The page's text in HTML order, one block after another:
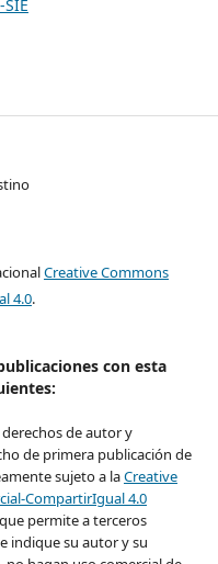
Creative Commons
4.0.
con esta
de autor y
de primera publicación de
sujeto a laCreative
CompartirIgual 4.0
que permite a terceros
indique su autor y su